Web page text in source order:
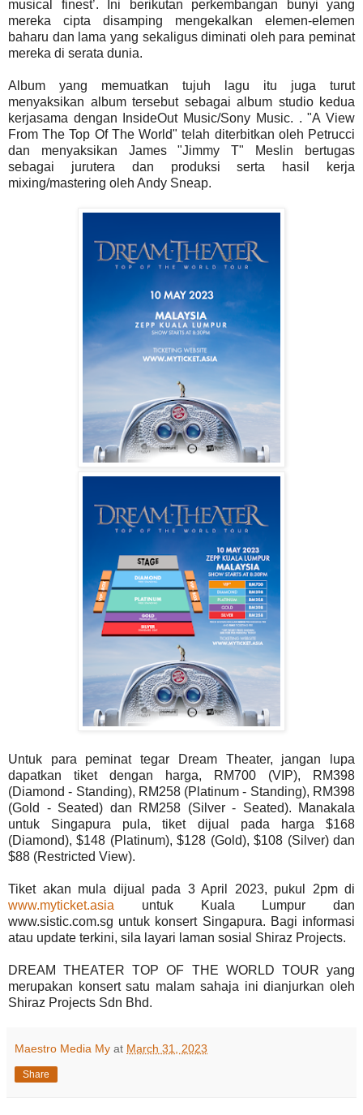
musical finest’. Ini berikutan perkembangan bunyi yang
mereka cipta disamping mengekalkan elemen-elemen
baharu dan lama yang sekaligus diminati oleh para peminat
mereka di serata dunia.
Album yang memuatkan tujuh lagu itu juga turut
menyaksikan album tersebut sebagai album studio kedua
kerjasama dengan InsideOut Music/Sony Music. . "A View
From The Top Of The World" telah diterbitkan oleh Petrucci
dan menyaksikan James "Jimmy T" Meslin bertugas
sebagai jurutera dan produksi serta hasil kerja
mixing/mastering oleh Andy Sneap.
Untuk para peminat tegar Dream Theater, jangan lupa
dapatkan tiket dengan harga, RM700 (VIP), RM398
(Diamond - Standing), RM258 (Platinum - Standing), RM398
(Gold - Seated) dan RM258 (Silver - Seated). Manakala
untuk Singapura pula, tiket dijual pada harga $168
(Diamond), $148 (Platinum), $128 (Gold), $108 (Silver) dan
$88 (Restricted View).
Tiket akan mula dijual pada 3 April 2023, pukul 2pm di
www.myticket.asia untuk Kuala Lumpur dan
www.sistic.com.sg untuk konsert Singapura. Bagi informasi
atau update terkini, sila layari laman sosial Shiraz Projects.
DREAM THEATER TOP OF THE WORLD TOUR yang
merupakan konsert satu malam sahaja ini dianjurkan oleh
Shiraz Projects Sdn Bhd.
Maestro Media My at March 31, 2023
Share